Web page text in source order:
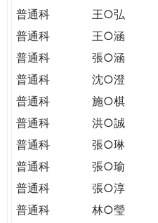
普通科
王○弘
普通科
王○涵
普通科
張○涵
普通科
沈○澄
普通科
施○棋
普通科
洪○誠
普通科
張○琳
普通科
張○瑜
普通科
張○淳
普通科
林○瑩